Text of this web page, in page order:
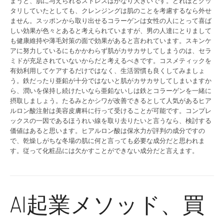
タリしていたとしても、クレンジングは肌のことを考慮するなら外せ
ません。スッポンから取り出せるコラーゲンは女性の人にとって喜ば
しい効果が色々とあると考えられていますが、男の人達にとりまして
も健康維持や薄毛対策の面で効果があると言われています。スキンケ
アに努力しているにもかかわらず肌がカサカサしてしまうのは、セラ
ミドが充足されていないからだと考えるべきです。コスメティックを
有効利用してケアするだけではなく、生活習慣も良くしてみましょ
う。鉄だったり亜鉛が十分ではないと肌がカサカサしてしまいますか
ら、潤いを保持し続けたいなら亜鉛ないしは鉄とコラーゲンを一緒に
摂取しましょう。たるみとかシワが改善できるとして人気があるヒア
ルロン酸注射は美容皮膚科に行って受けることが可能です。コンプレ
ックスの一因であるほうれい線を取り去りたいと言うなら、検討する
価値はあると思います。ヒアルロン酸は保水力が評判の成分ですの
で、乾燥しがちな冬場の肌に何と言っても必要な成分だと思われま
す。従って化粧品には欠かすことができない成分だと言えます。
AI起業メソッド、買